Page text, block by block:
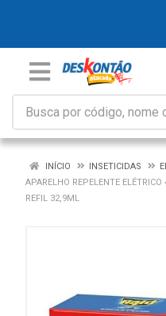
INÍCIO INSETICIDAS
APARELHO REPELENTE
REFIL 32,9ML